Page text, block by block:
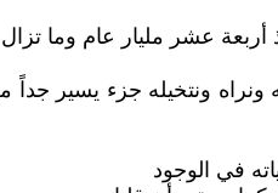
ونراه ونتخيله جزء يسير